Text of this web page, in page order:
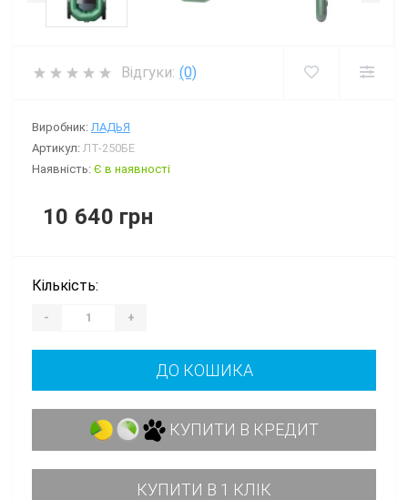
Відгуки: (0)
Виробник: ЛАДЬЯ
Артикул: ЛТ-250БЕ
Наявність: Є в наявності
10 640 грн
Кількість:
- +
ДО КОШИКА
КУПИТИ В КРЕДИТ
КУПИТИ В 1 КЛІК